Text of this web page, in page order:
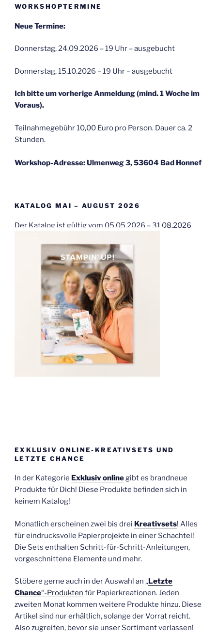
WORKSHOPTERMINE
Neue Termine:
Donnerstag, 24.09.2026 – 19 Uhr – ausgebucht
Donnerstag, 15.10.2026 – 19 Uhr – ausgebucht
Ich bitte um vorherige Anmeldung (mind. 1 Woche im
Voraus).
Teilnahmegebühr 10,00 Euro pro Person. Dauer ca. 2
Stunden.
Workshop-Adresse: Ulmenweg 3, 53604 Bad Honnef
KATALOG MAI – AUGUST 2026
Der Katalog ist gültig vom 05.05.2026 – 31.08.2026
EXKLUSIV ONLINE-KREATIVSETS UND
LETZTE CHANCE
In der Kategorie Exklusiv onlinegibt es brandneue
Produkte für Dich! Diese Produkte befinden sich in
keinem Katalog!
Monatlich erscheinen zwei bis drei Kreativsets! Alles
für eindrucksvolle Papierprojekte in einer Schachtel!
Die Sets enthalten Schritt-für-Schritt-Anleitungen,
vorgeschnittene Elemente und mehr.
Stöbere gerne auch in der Auswahl an „ Letzte
Chance“-Produkten für Papierkreationen. Jeden
zweiten Monat kommen weitere Produkte hinzu. Diese
Artikel sind nur erhältlich, solange der Vorrat reicht.
Also zugreifen, bevor sie unser Sortiment verlassen!